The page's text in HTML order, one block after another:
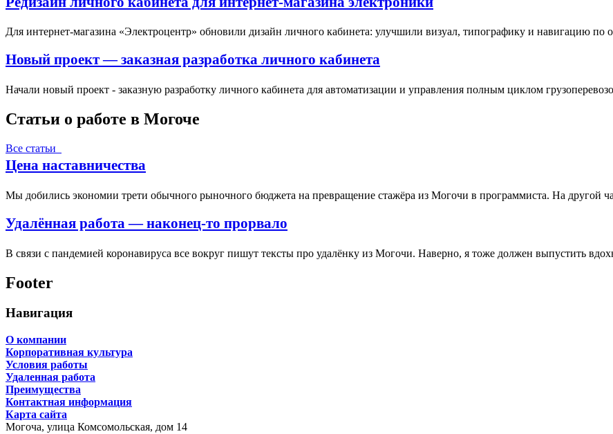
Для интернет-магазина «Электроцентр» обновили дизайн личного кабинета: улучшили визуал, типографику и навигацию по
Новый проект — заказная разработка личного кабинета
Начали новый проект - заказную разработку личного кабинета для автоматизации и управления полным циклом
Статьи о работе в Могоче
Все статьи
Цена наставничества
Мы добились экономии трети обычного рыночного бюджета на превращение стажёра из Могочи в программиста. На другой
Удалённая работа — наконец-то прорвало
В связи с пандемией коронавируса все вокруг пишут тексты про удалёнку из Могочи. Наверно, я тоже должен выпустить
Footer
Навигация
О компании
Корпоративная культура
Условия работы
Удаленная работа
Преимущества
Контактная информация
Карта сайта
Могоча, улица Комсомольская, дом 14